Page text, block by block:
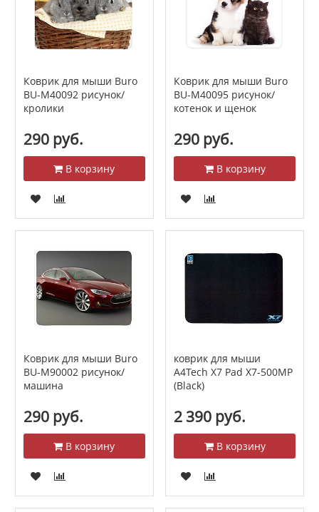
Коврик для мыши Buro
BU-M40092 рисунок/
кролики
290 руб.
В корзину
Коврик для мыши Buro
BU-M40095 рисунок/
котенок и щенок
290 руб.
В корзину
Коврик для мыши Buro
BU-M90002 рисунок/
машина
290 руб.
В корзину
коврик для мыши
A4Tech X7 Pad X7-500MP
(Black)
2 390 руб.
В корзину